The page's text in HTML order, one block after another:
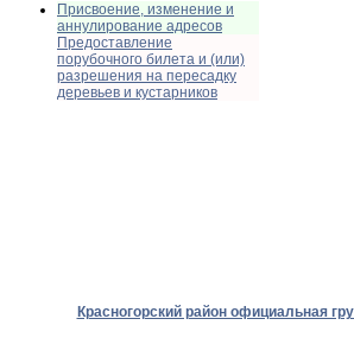
Присвоение, изменение и
аннулирование адресов
Предоставление
порубочного билета и (или)
разрешения на пересадку
деревьев и кустарников
Красногорский район официальная